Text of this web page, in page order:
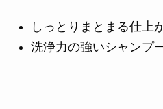
しっとりまとまる仕上
洗浄力の強いシャンプ